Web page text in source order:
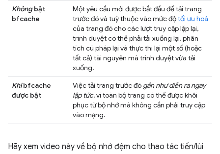
Khôngbật
bfcache
Một yêu cầu mới được bắt đầu để tải trang
trước đó và tuỳ thuộc vào mức độtối ưu hoá
của trang đó cho các lượt truy cập lặp lại,
trình duyệt có thể phải tải xuống lại, phân
tích cú pháp lại và thực thi lại một số (hoặc
tất cả) tài nguyên mà trình duyệt vừa tải
xuống.
Khibfcache
được bật
Việc tải trang trước đó gần như diễn ra ngay
lập tức, vì toàn bộ trang có thể được khôi
phục từ bộ nhớ mà không cần phải truy cập
vào mạng.
Hãy xem video này về bộ nhớ đệm cho thao tác tiến/lùi